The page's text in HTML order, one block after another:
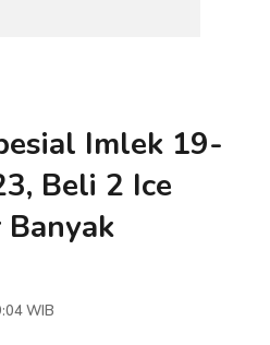
Imlek 19-
Beli 2 Ice
WIB